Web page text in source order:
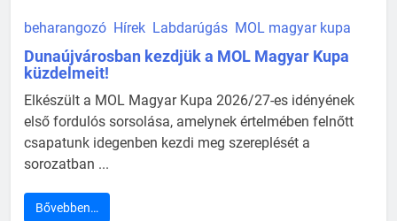
beharangozó Hírek Labdarúgás MOL magyar kupa
Dunaújvárosban kezdjük a MOL Magyar Kupa
küzdelmeit!
Elkészült a MOL Magyar Kupa 2026/27-es idényének
első fordulós sorsolása, amelynek értelmében felnőtt
csapatunk idegenben kezdi meg szereplését a
sorozatban ...
Bővebben…